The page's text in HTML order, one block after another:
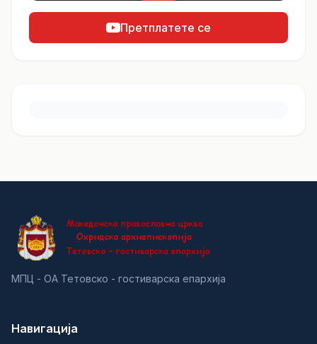
Претплатете се
МПЦ - ОА Тетовско - гостиварска епархија
Навигација